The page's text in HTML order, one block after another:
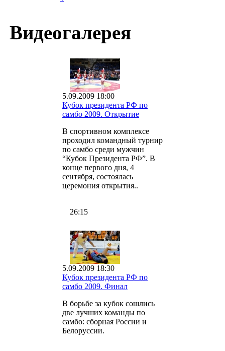
Видеогалерея
5.09.2009 18:00
Кубок президента РФ по
самбо 2009. Открытие
В спортивном комплексе
проходил командный турнир
по самбо среди мужчин
“Кубок Президента РФ”. В
конце первого дня, 4
сентября, состоялась
церемония открытия..
26:15
5.09.2009 18:30
Кубок президента РФ по
самбо 2009. Финал
В борьбе за кубок сошлись
две лучших команды по
самбо: сборная России и
Белоруссии.